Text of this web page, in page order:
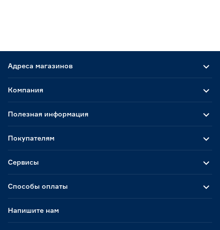
Адреса магазинов
Способы оплаты
Компания
Полезная информация
Покупателям
Сервисы
Напишите нам